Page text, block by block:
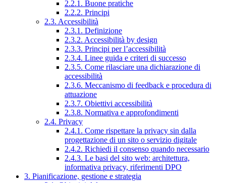
2.2.1. Buone pratiche
2.2.2. Principi
2.3. Accessibilità
2.3.1. Definizione
2.3.2. Accessibilità by design
2.3.3. Principi per l’accessibilità
2.3.4. Linee guida e criteri di successo
2.3.5. Come rilasciare una dichiarazione di
accessibilità
2.3.6. Meccanismo di feedback e procedura di
attuazione
2.3.7. Obiettivi accessibilità
2.3.8. Normativa e approfondimenti
2.4. Privacy
2.4.1. Come rispettare la privacy sin dalla
progettazione di un sito o servizio digitale
2.4.2. Richiedi il consenso quando necessario
2.4.3. Le basi del sito web: architettura,
informativa privacy, riferimenti DPO
3. Pianificazione, gestione e strategia